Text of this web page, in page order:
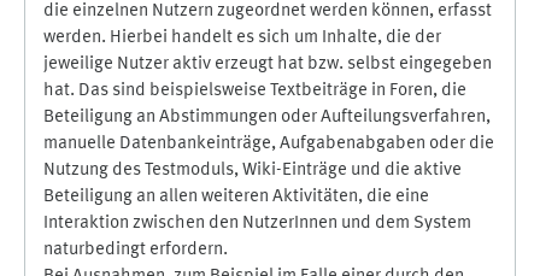
die einzelnen Nutzern zugeordnet werden können, erfasst
werden. Hierbei handelt es sich um Inhalte, die der
jeweilige Nutzer aktiv erzeugt hat bzw. selbst eingegeben
hat. Das sind beispielsweise Textbeiträge in Foren, die
Beteiligung an Abstimmungen oder Aufteilungsverfahren,
manuelle Datenbankeinträge, Aufgabenabgaben oder die
Nutzung des Testmoduls, Wiki-Einträge und die aktive
Beteiligung an allen weiteren Aktivitäten, die eine
Interaktion zwischen den NutzerInnen und dem System
naturbedingt erfordern.